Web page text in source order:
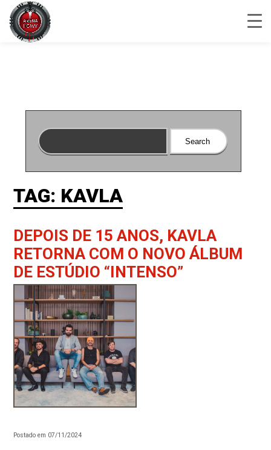
TAG: KAVLA
DEPOIS DE 15 ANOS, KAVLA
RETORNA COM O NOVO ÁLBUM
DE ESTÚDIO “INTENSO”
Postado em 07/11/2024